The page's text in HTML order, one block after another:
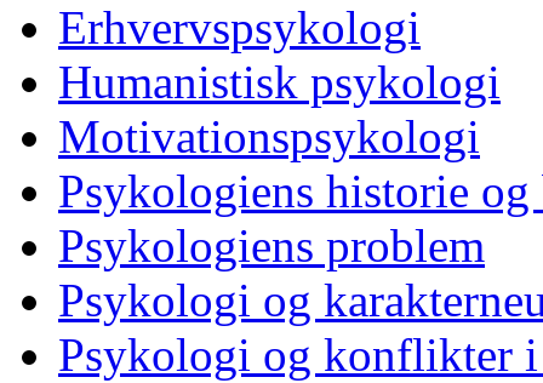
Erhvervspsykologi
Humanistisk psykologi
Motivationspsykologi
Psykologiens historie og
Psykologiens problem
Psykologi og
Psykologi og konflikter